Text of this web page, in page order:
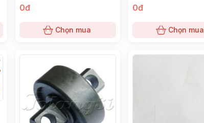
0đ
Chọn mua
0đ
Chọn mua